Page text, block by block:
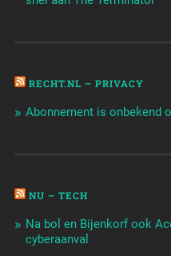
RECHT.NL – PRIVACY
Abonnement is onbekend
NU – TECH
Na bol en Bijenkorf ook
cyberaanval